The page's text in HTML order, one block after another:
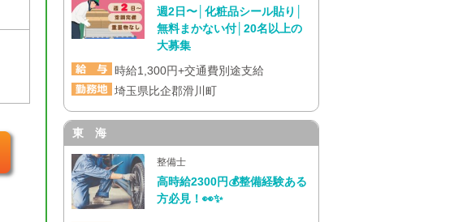
週2日〜│化粧品シール貼り│
無料まかない付│20名以上の
大募集
時給1,300円+交通費別途支給
埼玉県比企郡滑川町
東 海
整備士
高時給2300円💰整備経験ある
方必見！👀✨